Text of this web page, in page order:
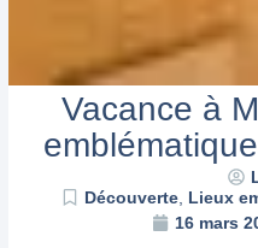
Vacance à
Découverte, Lieux
16 mars